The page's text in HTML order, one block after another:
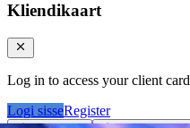
Kliendikaart
Log in to access your client card
Logi sisseRegister